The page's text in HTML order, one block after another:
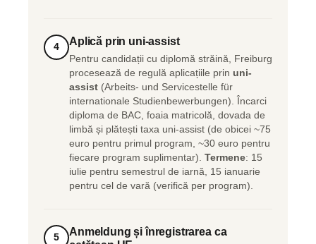
4 Aplică prin uni-assist
Pentru candidații cu diplomă străină, Freiburg
procesează de regulă aplicațiile prin uni-
assist (Arbeits- und Servicestelle für
internationale Studienbewerbungen). Încarci
diploma de BAC, foaia matricolă, dovada de
limbă și plătești taxa uni-assist (de obicei ~75
euro pentru primul program, ~30 euro pentru
fiecare program suplimentar). Termene: 15
iulie pentru semestrul de iarnă, 15 ianuarie
pentru cel de vară (verifică per program).
5
Anmeldung și înregistrarea ca